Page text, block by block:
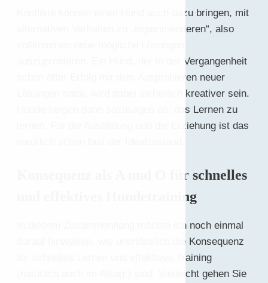
Konflikte können einen Hund auch dazu bringen, mit
alternativen Verhalten zu „experimentieren“, also
auszuprobieren. Ein Hund, der in der Vergangenheit
schon öfter Erfolg mit dem Ausprobieren neuer
Lösungen hatte, wird dabei sicherlich kreativer sein.
Hunde fangen dann sozusagen an, das Lernen zu
lernen. Für die Ausbildung und die Erziehung ist das
Konsequenz als A und O für schnelles
und effektives Hundetraining
In diesem Zusammenhang möchte ich noch einmal
darauf hinweisen, wie unerlässlich die Konsequenz
für schnelles Lernen und effektives Training
(natürlich auch im Alltag!) sind. Vielleicht gehen Sie